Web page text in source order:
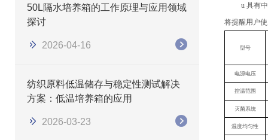
50L隔水培养箱的工作原理与应用领域
探讨
2026-04-16
纺织原料低温储存与稳定性测试解决
方案：低温培养箱的应用
2026-03-23
u 具有
将提醒用户
型号
电源电压
控温范围
灭菌系统
温度均匀性